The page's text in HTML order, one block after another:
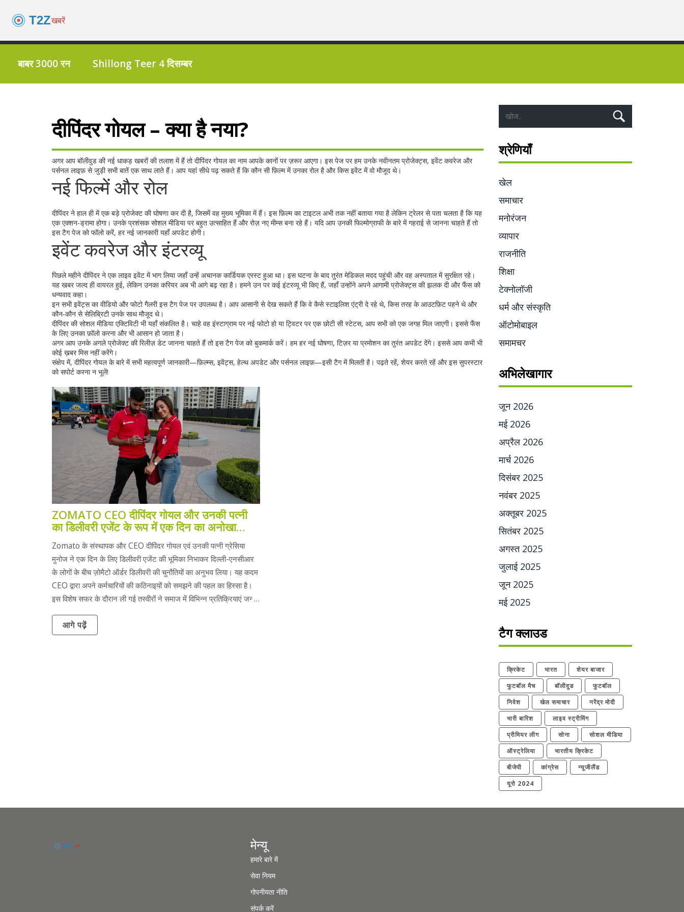
बाबर 3000 रन Shillong Teer 4 दिसम्बर
दीपिंदर गोयल – क्या है नया?
अगर आप बॉलीवुड की नई धाकड़ खबरों की तलाश में हैं तो दीपिंदर गोयल का नाम आपके कानों पर ज़रूर आएगा। इस पेज पर हम उनके नवीनतम प्रोजेक्ट्स, इवेंट कवरेज और
पर्सनल लाइफ़ से जुड़ी सभी बातें एक साथ लाते हैं। आप यहां सीधे पढ़ सकते हैं कि कौन सी फ़िल्म में उनका रोल है और किस इवेंट में वो मौजूद थे।
नई फिल्में और रोल
दीपिंदर ने हाल ही में एक बड़े प्रोजेक्ट की घोषणा कर दी है, जिसमें वह मुख्य भूमिका में हैं। इस फ़िल्म का टाइटल अभी तक नहीं बताया गया है लेकिन ट्रेलर से पता चलता है कि यह
एक एक्शन‑ड्रामा होगा। उनके प्रशंसक सोशल मीडिया पर बहुत उत्साहित हैं और रोज़ नए मीम्स बना रहे हैं। यदि आप उनकी फिल्मोग्राफी के बारे में गहराई से जानना चाहते हैं तो
इस टैग पेज को फॉलो करें, हर नई जानकारी यहाँ अपडेट होगी।
इवेंट कवरेज और इंटरव्यू
पिछले महीने दीपिंदर ने एक लाइव इवेंट में भाग लिया जहाँ उन्हें अचानक कार्डियक एरस्ट हुआ था। इस घटना के बाद तुरंत मेडिकल मदद पहुंची और वह अस्पताल में सुरक्षित रहे।
यह खबर जल्द ही वायरल हुई, लेकिन उनका करियर अब भी आगे बढ़ रहा है। हमने उन पर कई इंटरव्यू भी किए हैं, जहाँ उन्होंने अपने आगामी प्रोजेक्ट्स की झलक दी और फैंस को
धन्यवाद कहा।
इन सभी इवेंट्स का वीडियो और फोटो गैलरी इस टैग पेज पर उपलब्ध है। आप आसानी से देख सकते हैं कि वे कैसे स्टाइलिश एंट्री दे रहे थे, किस तरह के आउटफ़िट पहने थे और
कौन‑कौन से सेलिब्रिटी उनके साथ मौजूद थे।
दीपिंदर की सोशल मीडिया एक्टिविटी भी यहाँ संकलित है। चाहे वह इंस्टाग्राम पर नई फोटो हो या ट्विटर पर एक छोटी सी स्टेटस, आप सभी को एक जगह मिल जाएगी। इससे फैंस
के लिए उनका फ़ॉलो करना और भी आसान हो जाता है।
अगर आप उनके अगले प्रोजेक्ट की रिलीज़ डेट जानना चाहते हैं तो इस टैग पेज को बुकमार्क करें। हम हर नई घोषणा, टिज़र या प्रमोशन का तुरंत अपडेट देंगे। इससे आप कभी भी
कोई ख़बर मिस नहीं करेंगे।
संक्षेप में, दीपिंदर गोयल के बारे में सभी महत्वपूर्ण जानकारी—फ़िल्म्स, इवेंट्स, हेल्थ अपडेट और पर्सनल लाइफ़—इसी टैग में मिलती है। पढ़ते रहें, शेयर करते रहें और इस सुपरस्टार
को सपोर्ट करना न भूलें!
ZOMATO CEO दीपिंदर गोयल और उनकी पत्नी
का डिलीवरी एजेंट के रूप में एक दिन का अनोखा
अनुभव
Zomato के संस्थापक और CEO दीपिंदर गोयल एवं उनकी पत्नी ग्रेसिया
मुनोज ने एक दिन के लिए डिलीवरी एजेंट की भूमिका निभाकर दिल्ली-एनसीआर
के लोगों के बीच ज़ोमैटो ऑर्डर डिलीवरी की चुनौतियों का अनुभव लिया। यह कदम
CEO द्वारा अपने कर्मचारियों की कठिनाइयों को समझने की पहल का हिस्सा है।
इस विशेष सफर के दौरान ली गई तस्वीरों ने समाज में विभिन्न प्रतिक्रियाएं जन्म
आगे पढ़ें
श्रेणियाँ
खेल
समाचार
मनोरंजन
व्यापार
राजनीति
शिक्षा
टेक्नोलॉजी
धर्म और संस्कृति
ऑटोमोबाइल
समामचर
अभिलेखागार
जून 2026
मई 2026
अप्रैल 2026
मार्च 2026
दिसंबर 2025
नवंबर 2025
अक्तूबर 2025
सितंबर 2025
अगस्त 2025
जुलाई 2025
जून 2025
मई 2025
टैग क्लाउड
क्रिकेट भारत
शेयर बाजार
फुटबॉल मैच
बॉलीवुड
फुटबॉल
निवेश
खेल समाचार
नरेंद्र मोदी
भारी बारिश
लाइव स्ट्रीमिंग
प्रीमियर लीग
सोना
सोशल मीडिया
ऑस्ट्रेलिया
भारतीय क्रिकेट
बीजेपी
कांग्रेस
न्यूजीलैंड
यूरो 2024
मेन्यू
हमारे बारे में
सेवा नियम
गोपनीयता नीति
संपर्क करें